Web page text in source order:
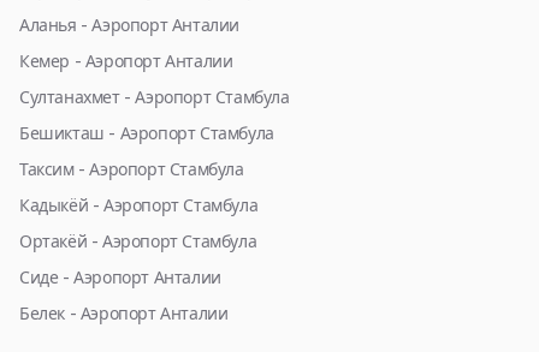
Аланья - Аэропорт Анталии
Кемер - Аэропорт Анталии
Султанахмет - Аэропорт Стамбула
Бешикташ - Аэропорт Стамбула
Таксим - Аэропорт Стамбула
Кадыкёй - Аэропорт Стамбула
Ортакёй - Аэропорт Стамбула
Сиде - Аэропорт Анталии
Белек - Аэропорт Анталии